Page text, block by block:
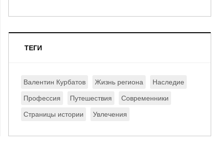
ТЕГИ
Валентин Курбатов Жизнь региона Наследие
Профессия Путешествия Современники
Страницы истории Увлечения